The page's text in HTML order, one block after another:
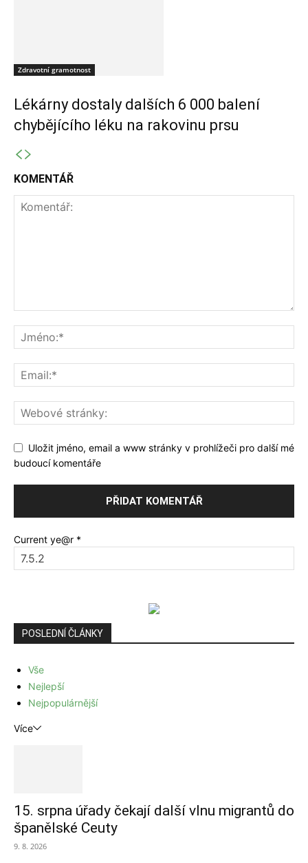
Zdravotní gramotnost
Lékárny dostaly dalších 6 000 balení
chybějícího léku na rakovinu prsu
KOMENTÁŘ
Uložit jméno, email a www stránky v prohlížeči pro další mé
budoucí komentáře
Current ye@r *
POSLEDNÍ ČLÁNKY
Vše
Nejlepší
Nejpopulárnější
Více
15. srpna úřady čekají další vlnu migrantů do
španělské Ceuty
9. 8. 2026